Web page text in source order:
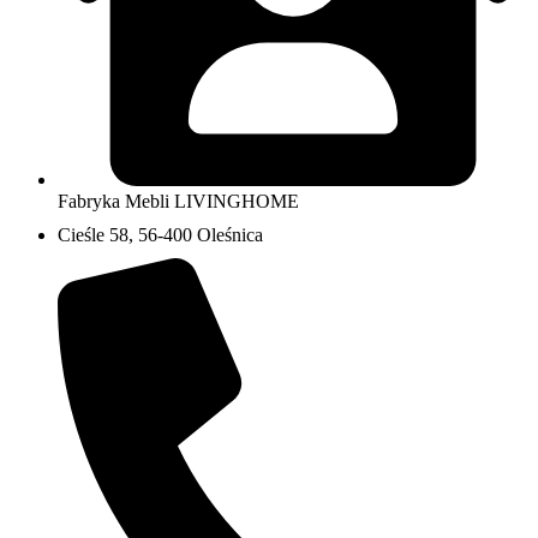
Fabryka Mebli LIVINGHOME
Cieśle 58, 56-400 Oleśnica